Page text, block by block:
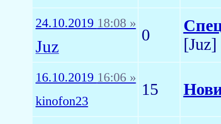
24.10.2019 18:08 »
Juz
0
[Juz]
16.10.2019 16:06 »
kinofon23
15